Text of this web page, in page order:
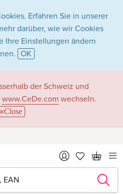
Erfahren Sie in unserer
darüber, wie wir Cookies
Ihre Einstellungen ändern
OK
der Schweiz und
www.CeDe.com wechseln.
Close